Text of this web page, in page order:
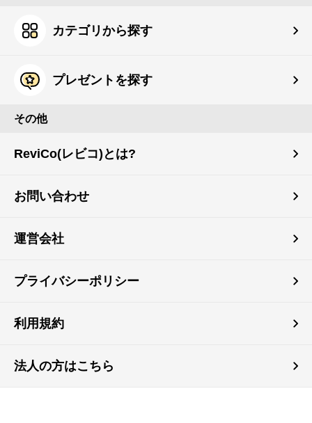
カテゴリから探す
プレゼントを探す
その他
ReviCo(レビコ)とは?
お問い合わせ
運営会社
プライバシーポリシー
利用規約
法人の方はこちら